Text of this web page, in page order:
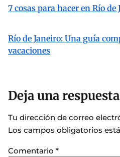
7 cosas para hacer en Río
Río de Janeiro: Una guía
vacaciones
Deja una respuesta
Tu dirección de correo
Los campos obligatorios
Comentario *